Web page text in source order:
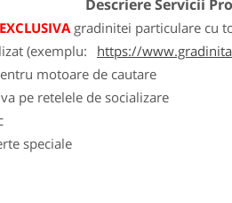
Descriere Servicii
EXCLUSIVAgradinitei particulare cu
(exemplu:
https://
motoare de cautare
pe retelele de socializare
speciale